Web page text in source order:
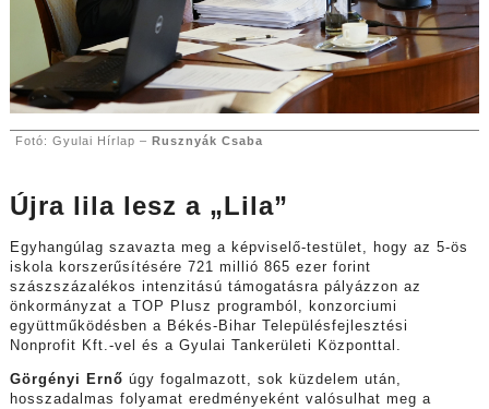
Fotó: Gyulai Hírlap – Rusznyák Csaba
Újra lila lesz a „Lila”
Egyhangúlag szavazta meg a képviselő-testület, hogy az 5-ös
iskola korszerűsítésére 721 millió 865 ezer forint
szászszázalékos intenzitású támogatásra pályázzon az
önkormányzat a TOP Plusz programból, konzorciumi
együttműködésben a Békés-Bihar Településfejlesztési
Nonprofit Kft.-vel és a Gyulai Tankerületi Központtal.
Görgényi Ernő úgy fogalmazott, sok küzdelem után,
hosszadalmas folyamat eredményeként valósulhat meg a